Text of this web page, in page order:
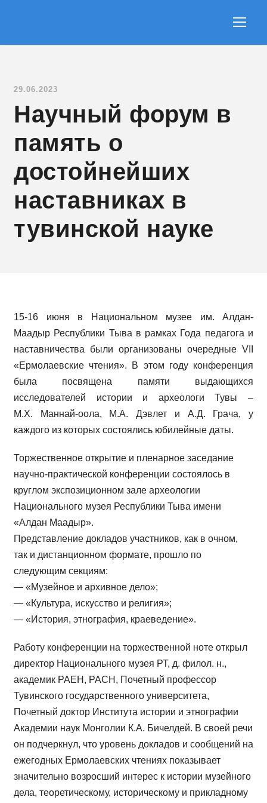
29.06.2023
Научный форум в
память о
достойнейших
наставниках в
тувинской науке
15-16 июня в Национальном музее им. Алдан-
Маадыр Республики Тыва в рамках Года педагога и
наставничества были организованы очередные VII
«Ермолаевские чтения». В этом году конференция
была посвящена памяти выдающихся
исследователей истории и археологи Тувы –
М.Х. Маннай-оола, М.А. Дэвлет и А.Д. Грача, у
каждого из которых состоялись юбилейные даты.
Торжественное открытие и пленарное заседание
научно-практической конференции состоялось в
круглом экспозиционном зале археологии
Национального музея Республики Тыва имени
«Алдан Маадыр».
Представление докладов участников, как в очном,
так и дистанционном формате, прошло по
следующим секциям:
— «Музейное и архивное дело»;
— «Культура, искусство и религия»;
— «История, этнография, краеведение».
Работу конференции на торжественной ноте открыл
директор Национального музея РТ, д. филол. н.,
академик РАЕН, РАСН, Почетный профессор
Тувинского государственного университета,
Почетный доктор Института истории и этнографии
Академии наук Монголии К.А. Бичелдей. В своей речи
он подчеркнул, что уровень докладов и сообщений на
ежегодных Ермолаевских чтениях показывает
значительно возросший интерес к истории музейного
дела, теоретическому, историческому и прикладному